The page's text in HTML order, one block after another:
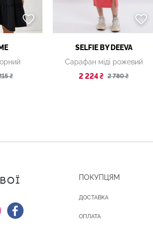
₴
SELFIE BY DEEVA
Сарафан міді рожевий
2 224 ₴
2 780 ₴
ПОКУПЦЯМ
ДОСТАВКА
ОПЛАТА